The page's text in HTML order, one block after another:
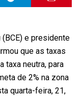
(BCE) e presidente
que as taxas
taxa neutra, para
de 2% na zona
quarta-feira, 21,